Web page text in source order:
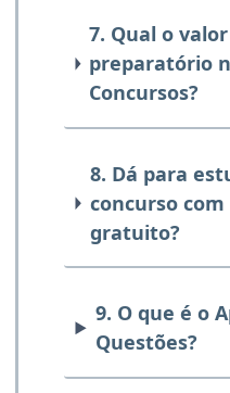
7. Qual o
preparatório
Concursos?
8. Dá para
concurso
gratuito?
9. O que é o
Questões?